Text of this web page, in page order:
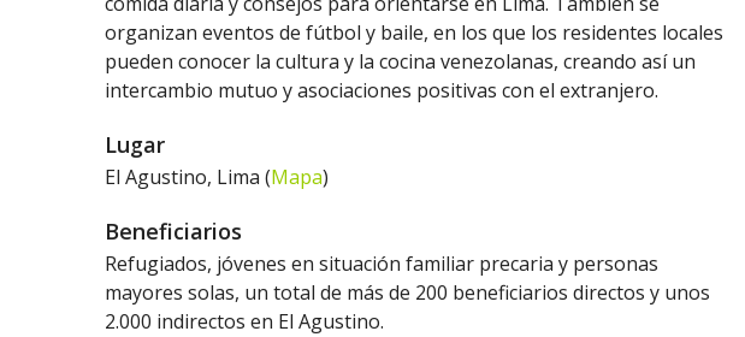
organizan eventos de fútbol y baile, en los que los residentes locales
pueden conocer la cultura y la cocina venezolanas, creando así un
intercambio mutuo y asociaciones positivas con el extranjero.
Lugar
El Agustino, Lima (Mapa)
Beneficiarios
Refugiados, jóvenes en situación familiar precaria y personas
mayores solas, un total de más de 200 beneficiarios directos y unos
2.000 indirectos en El Agustino.